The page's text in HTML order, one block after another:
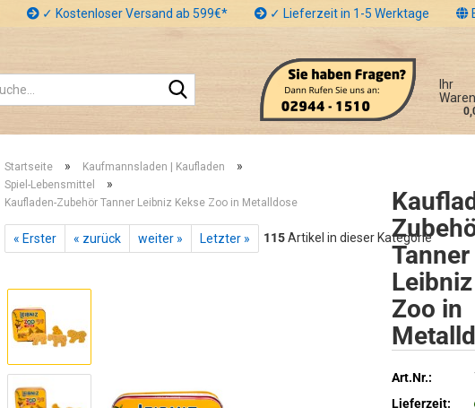
✓ Kostenloser Versand ab 599€* ✓ Lieferzeit in 1-5 Werktage
Ihr
Startseite » Kaufmannsladen | Kaufladen »
Spiel-Lebensmittel »
Kaufladen-Zubehör Tanner Leibniz Kekse Zoo in Metalldose
« Erster « zurück weiter » Letzter » 115Artikel in dieser Kategorie
Tanner
Zoo in
Art.Nr.:
Lieferzeit: